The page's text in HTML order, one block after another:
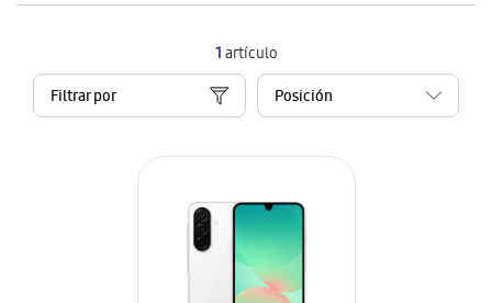
1artículo
Filtrar por